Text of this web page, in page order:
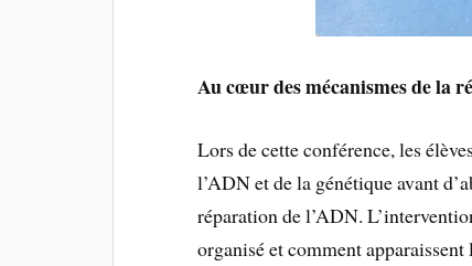
Au cœur des mécanismes de la
Lors de cette conférence, les
l’ADN et de la génétique avant
réparation de l’ADN.
organisé et comment